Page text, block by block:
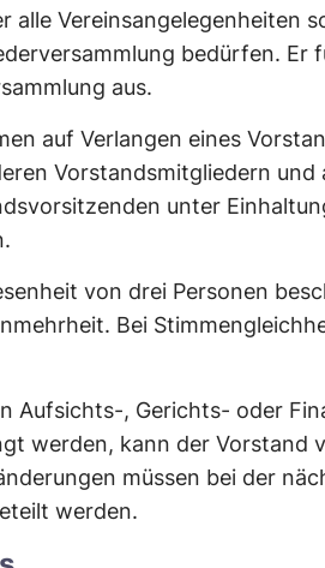
alle Vereinsangelegenheiten
bedürfen. Er
aus.
auf Verlangen eines
Vorstandsmitgliedern
unter
von drei Personen
Bei
Aufsichts-, Gerichts- oder
werden, kann der Vorstand
müssen bei der
werden.